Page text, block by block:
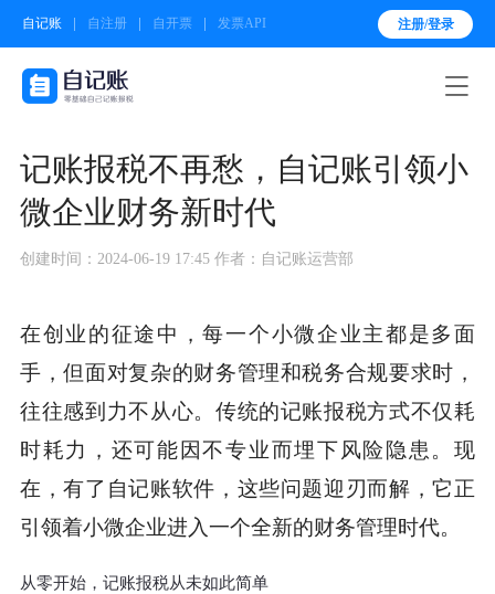
自记账 自注册 自开票 发票API 注册/登录

记账报税不再愁，自记账引领小
微企业财务新时代
创建时间：2024-06-19 17:45 作者：自记账运营部
在创业的征途中，每一个小微企业主都是多面
手，但面对复杂的财务管理和税务合规要求时，
往往感到力不从心。传统的记账报税方式不仅耗
时耗力，还可能因不专业而埋下风险隐患。现
在，有了自记账软件，这些问题迎刃而解，它正
引领着小微企业进入一个全新的财务管理时代。
从零开始，记账报税从未如此简单